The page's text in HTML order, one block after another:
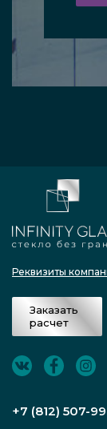
Реквизиты
Заказать
расчет
+7 (812) 507-